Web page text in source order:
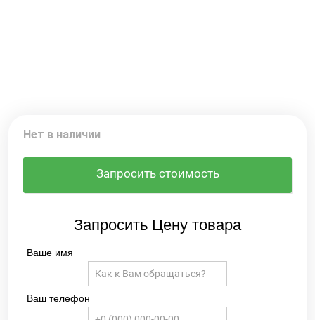
Нет в наличии
Запросить стоимость
Запросить Цену товара
Ваше имя
Ваш телефон